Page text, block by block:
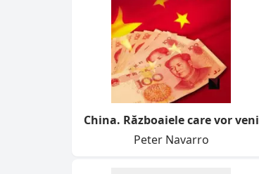
China. Războaiele care vor veni
Peter Navarro